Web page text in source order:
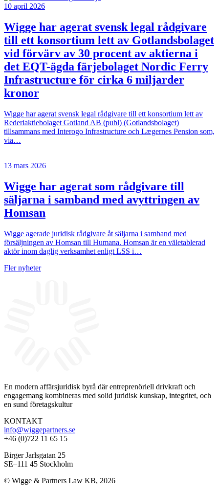
10 april 2026
Wigge har agerat svensk legal rådgivare
till ett konsortium lett av Gotlandsbolaget
vid förvärv av 30 procent av aktierna i
det EQT-ägda färjebolaget Nordic Ferry
Infrastructure för cirka 6 miljarder
kronor
Wigge har agerat svensk legal rådgivare till ett konsortium lett av
Rederiaktiebolaget Gotland AB (publ) (Gotlandsbolaget)
tillsammans med Interogo Infrastructure och Lægernes Pension som,
via…
13 mars 2026
Wigge har agerat som rådgivare till
säljarna i samband med avyttringen av
Homsan
Wigge agerade juridisk rådgivare åt säljarna i samband med
försäljningen av Homsan till Humana. Homsan är en väletablerad
aktör inom daglig verksamhet enligt LSS i…
Fler nyheter
En modern affärsjuridisk byrå där entreprenöriell drivkraft och
engagemang kombineras med solid juridisk kunskap, integritet, och
en sund företagskultur
KONTAKT
info@wiggepartners.se
+46 (0)722 11 65 15
Birger Jarlsgatan 25
SE–111 45 Stockholm
© Wigge & Partners Law KB, 2026